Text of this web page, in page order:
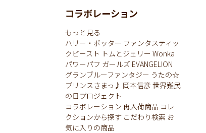
コラボレーション
もっと見る
ハリー・ポッター ファンタスティッ
クビースト トムとジェリー Wonka
パワーパフ ガールズ EVANGELION
グランブルーファンタジー うたの☆
プリンスさまっ♪ 岡本信彦世界難民
の日プロジェクト
コラボレーション 再入荷商品 コレ
クションから探す こだわり検索 お
気に入りの商品